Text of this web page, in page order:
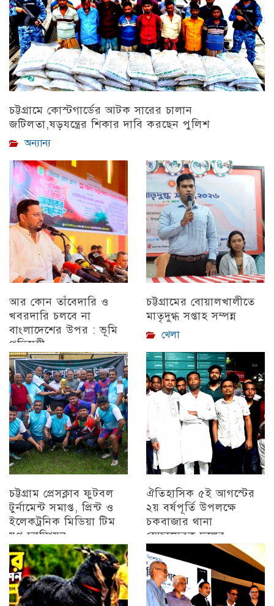
চট্টগ্রামে কোস্টগার্ডের আটক সারের চালান
জটিলতা,ষড়যন্ত্রের শিকার দাবি করছেন পুলিশ
অন্যান্য
আর কোন তাঁবেদারি ও
খবরদারি চলবে না
বাংলাদেশের উপর : ভূমি
প্রতিমন্ত্রী
চট্টগ্রাম
চট্টগ্রামের বোয়ালখালীতে
মাতৃদুগ্ধ সপ্তাহ সম্পন্ন
খেলা
চট্টগ্রাম প্রেসক্লাব ফুটবল
টুর্নামেন্ট সমাপ্ত, প্রিন্ট ও
ইলেকট্রনিক মিডিয়া টিম
যুগ্ন চ্যাম্পিয়ন
চট্টগ্রাম
ঐতিহাসিক ৫ই আগস্টের
২য় বর্ষপূর্তি উপলক্ষে
চকবাজার থানা
স্বেচ্ছাসেবক দলের
প্রামাণ্যচিত্র প্রদর্শন ও
বিজয় মিছিল
চট্টগ্রাম